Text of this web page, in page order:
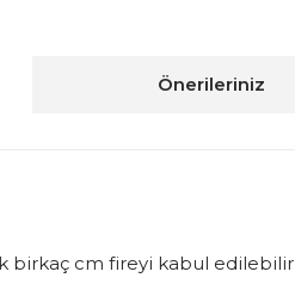
Önerileriniz
birkaç cm fireyi kabul edilebilir